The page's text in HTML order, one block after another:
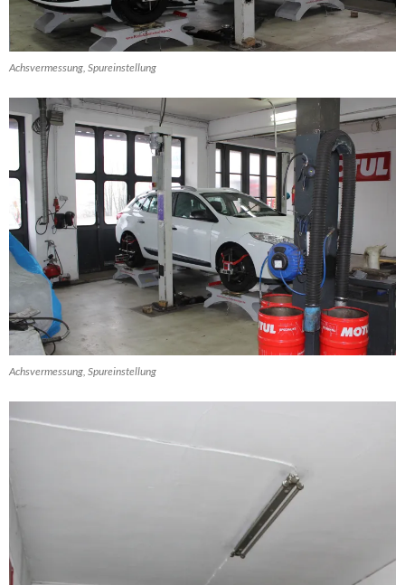
Achsvermessung, Spureinstellung
Achsvermessung, Spureinstellung